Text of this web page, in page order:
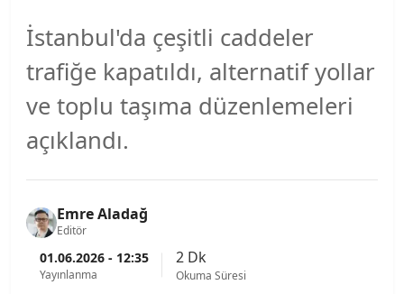
İstanbul'da çeşitli caddeler
trafiğe kapatıldı, alternatif yollar
ve toplu taşıma düzenlemeleri
açıklandı.
Emre Aladağ
Editör
01.06.2026 - 12:35
Yayınlanma
2 Dk
Okuma Süresi